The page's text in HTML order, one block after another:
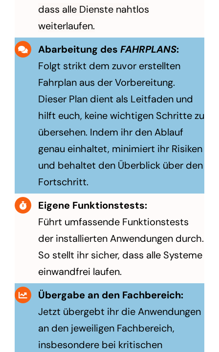
dass alle Dienste nahtlos
weiterlaufen.
Abarbeitung des FAHRPLANS:
Folgt strikt dem zuvor erstellten
Fahrplan aus der Vorbereitung.
Dieser Plan dient als Leitfaden und
hilft euch, keine wichtigen Schritte zu
übersehen. Indem ihr den Ablauf
genau einhaltet, minimiert ihr Risiken
und behaltet den Überblick über den
Fortschritt.
Eigene Funktionstests:
Führt umfassende Funktionstests
der installierten Anwendungen durch.
So stellt ihr sicher, dass alle Systeme
einwandfrei laufen.
Übergabe an den Fachbereich:
Jetzt übergebt ihr die Anwendungen
an den jeweiligen Fachbereich,
insbesondere bei kritischen